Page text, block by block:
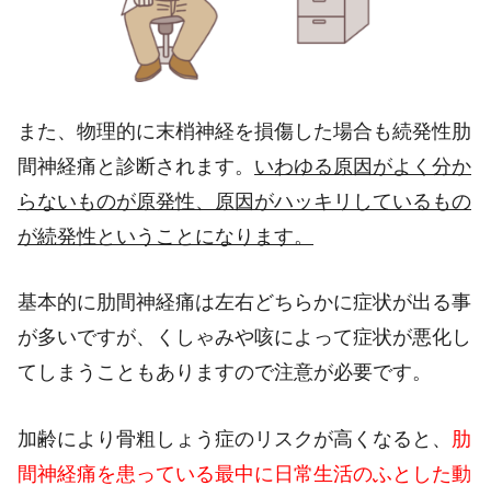
また、物理的に末梢神経を損傷した場合も続発性肋
間神経痛と診断されます。 いわゆる原因がよく分か
らないものが原発性、原因がハッキリしているもの
が続発性ということになります。
基本的に肋間神経痛は左右どちらかに症状が出る事
が多いですが、くしゃみや咳によって症状が悪化し
てしまうこともありますので注意が必要です。
加齢により骨粗しょう症のリスクが高くなると、 肋
間神経痛を患っている最中に日常生活のふとした動